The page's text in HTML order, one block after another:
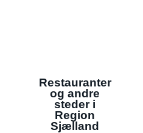
Restauranter
og andre
steder i
Region
Sjælland